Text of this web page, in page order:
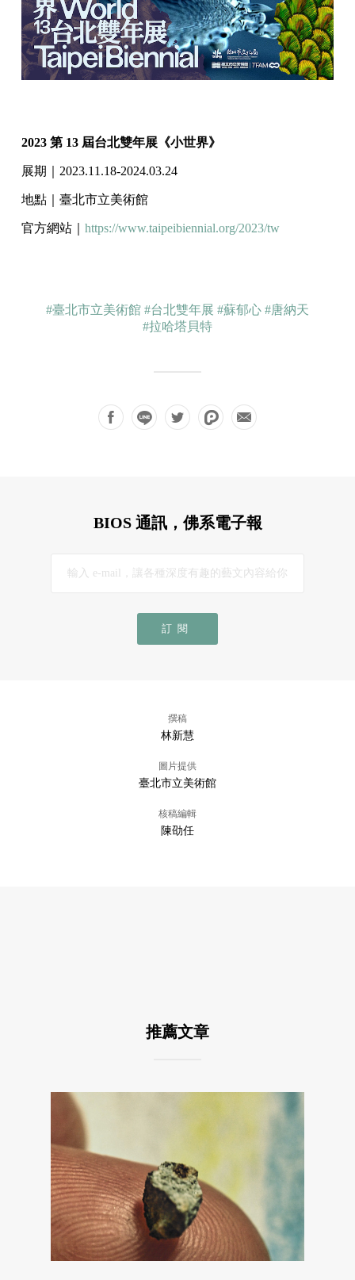
2023 第 13 屆台北雙年展《小世界》
展期｜2023.11.18-2024.03.24
地點｜臺北市立美術館
官方網站｜ https://www.taipeibiennial.org/2023/tw
#臺北市立美術館 #台北雙年展 #蘇郁心 #唐納天
#拉哈塔貝特
BIOS 通訊，佛系電子報
訂閱
撰稿
林新慧
圖片提供
臺北市立美術館
核稿編輯
陳劭任
推薦文章